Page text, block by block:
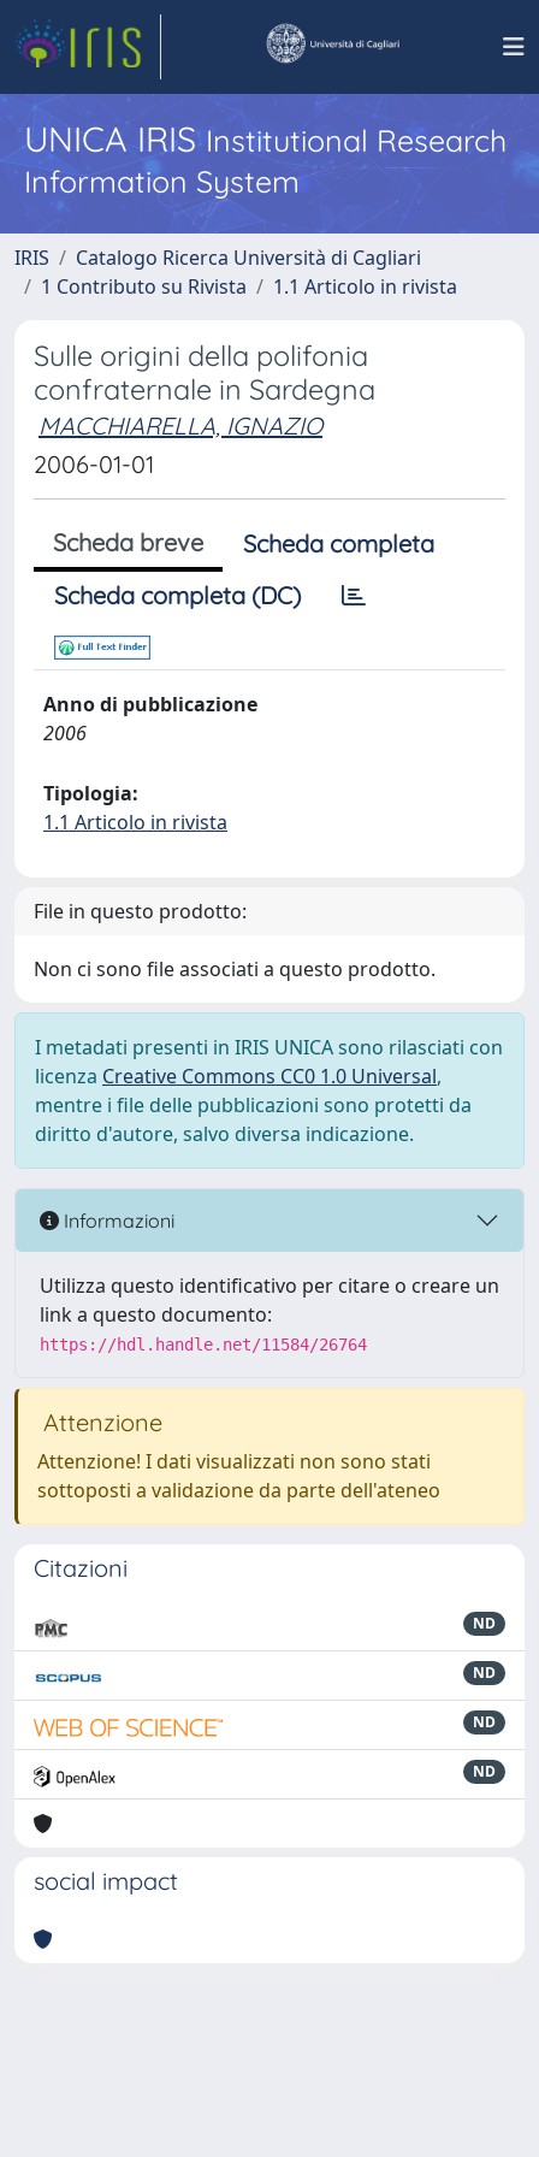
UNICA IRISInstitutional Research
Information System
IRIS
Catalogo Ricerca Università di Cagliari
1 Contributo su Rivista
1.1 Articolo in rivista
Sulle origini della polifonia
confraternale in Sardegna
MACCHIARELLA, IGNAZIO
2006-01-01
Scheda breve
Scheda completa
Scheda completa (DC)
Anno di pubblicazione
2006
Tipologia:
1.1 Articolo in rivista
File in questo prodotto:
Non ci sono file associati a questo prodotto.
I metadati presenti in IRIS UNICA sono rilasciati con
licenza Creative Commons CC0 1.0 Universal,
mentre i file delle pubblicazioni sono protetti da
diritto d'autore, salvo diversa indicazione.
Informazioni
Utilizza questo identificativo per citare o creare un
link a questo documento:
https://hdl.handle.net/11584/26764
Attenzione
Attenzione! I dati visualizzati non sono stati
sottoposti a validazione da parte dell'ateneo
Citazioni
ND
ND
ND
ND
social impact